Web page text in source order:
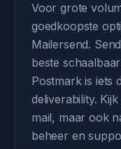
Voor grote
goedkoopste
Mailersend.
beste
Postmark is iets
deliverability.
mail, maar ook
beheer en